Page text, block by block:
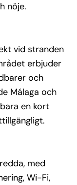
nöje.
vid stranden
erbjuder
och
Málaga och
en kort
med
Wi-Fi,